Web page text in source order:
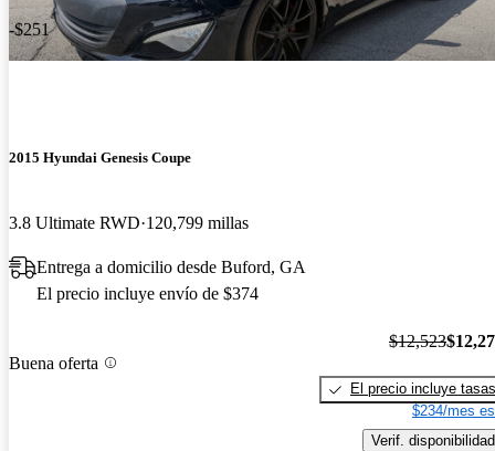
-$251
2015 Hyundai Genesis Coupe
3.8 Ultimate RWD 120,799 millas
Entrega a domicilio desde Buford, GA
El precio incluye envío de $374
Buena oferta
$12,523
El precio incluye tasas
$234/mes
Verif. disponibilidad